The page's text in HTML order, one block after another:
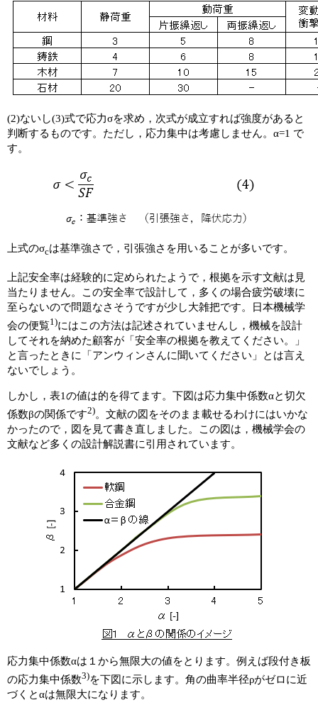
(2)ないし(3)式で応力σを求め，次式が成立すれば強度があると
判断するものです。ただし，応力集中は考慮しません。α=1 で
す。
上式のσcは基準強さで，引張強さを用いることが多いです。
上記安全率は経験的に定められたようで，根拠を示す文献は見
当たりません。この安全率で設計して，多くの場合疲労破壊に
至らないので問題なさそうですが少し大雑把です。日本機械学
会の便覧1)にはこの方法は記述されていませんし，機械を設計
してそれを納めた顧客が「安全率の根拠を教えてください。」
と言ったときに「アンウィンさんに聞いてください」とは言え
ないでしょう。
しかし，表1の値は的を得てます。下図は応力集中係数αと切欠
係数βの関係です2)。文献の図をそのまま載せるわけにはいかな
かったので，図を見て書き直しました。この図は，機械学会の
文献など多くの設計解説書に引用されています。
応力集中係数αは１から無限大の値をとります。例えば段付き板
の応力集中係数3)を下図に示します。角の曲率半径ρがゼロに近
づくとαは無限大になります。